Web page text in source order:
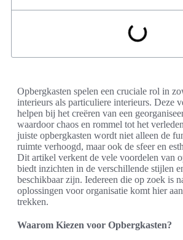
Opbergkasten spelen een cruciale rol in
interieurs als particuliere interieurs. Deze
helpen bij het creëren van een
waardoor chaos en rommel tot het
juiste opbergkasten wordt niet alleen de
ruimte verhoogd, maar ook de sfeer en
Dit artikel verkent de vele voordelen van
biedt inzichten in de verschillende stijlen
beschikbaar zijn. Iedereen die op zoek is
oplossingen voor organisatie komt hier
trekken.
Waarom Kiezen voor Opbergkasten?